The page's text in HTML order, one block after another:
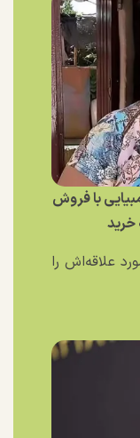
زن ۶۷ ساله کلمبیایی با فروش
خرید
مورد علاقه‌اش را